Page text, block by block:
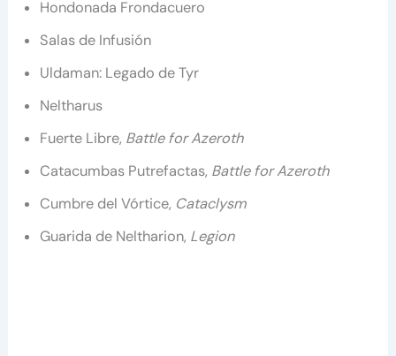
Hondonada Frondacuero
Salas de Infusión
Uldaman: Legado de Tyr
Neltharus
Fuerte Libre, Battle for Azeroth
Catacumbas Putrefactas, Battle for Azeroth
Cumbre del Vórtice, Cataclysm
Guarida de Neltharion, Legion